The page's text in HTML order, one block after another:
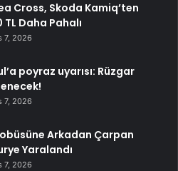
Cross, Skoda Kamiq’ten
TL Daha Pahalı
7, 2026
poyraz uyarısı: Rüzgar
7, 2026
Arkadan Çarpan
Yaralandı
7, 2026